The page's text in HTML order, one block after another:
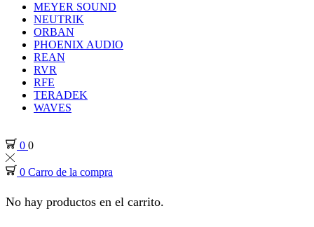
MEYER SOUND
NEUTRIK
ORBAN
PHOENIX AUDIO
REAN
RVR
RFE
TERADEK
WAVES
0 0
0 Carro de la compra
No hay productos en el carrito.